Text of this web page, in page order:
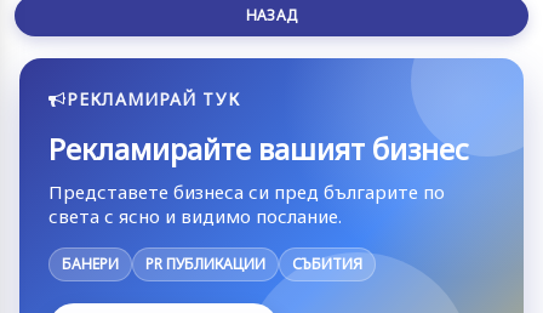
НАЗАД
РЕКЛАМИРАЙ ТУК
Рекламирайте вашият бизнес
Представете бизнеса си пред българите по
света с ясно и видимо послание.
БАНЕРИ PR ПУБЛИКАЦИИ СЪБИТИЯ